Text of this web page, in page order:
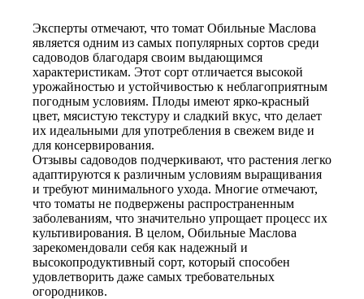
Эксперты отмечают, что томат Обильные Маслова
является одним из самых популярных сортов среди
садоводов благодаря своим выдающимся
характеристикам. Этот сорт отличается высокой
урожайностью и устойчивостью к неблагоприятным
погодным условиям. Плоды имеют ярко-красный
цвет, мясистую текстуру и сладкий вкус, что делает
их идеальными для употребления в свежем виде и
для консервирования.
Отзывы садоводов подчеркивают, что растения легко
адаптируются к различным условиям выращивания
и требуют минимального ухода. Многие отмечают,
что томаты не подвержены распространенным
заболеваниям, что значительно упрощает процесс их
культивирования. В целом, Обильные Маслова
зарекомендовали себя как надежный и
высокопродуктивный сорт, который способен
удовлетворить даже самых требовательных
огородников.